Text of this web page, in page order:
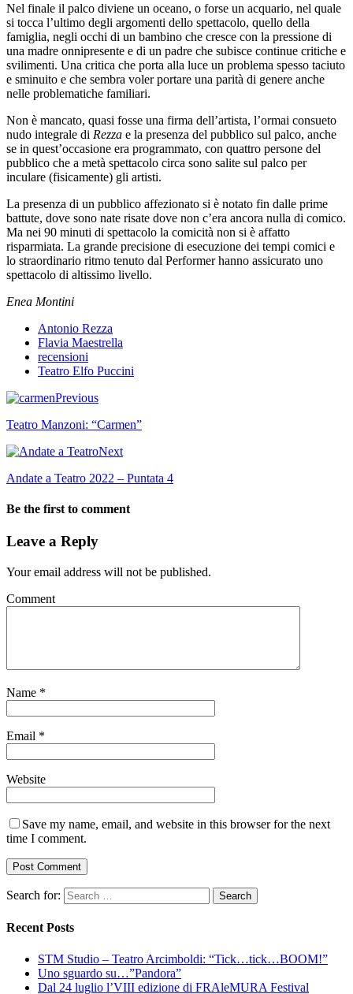
Nel finale il palco diviene un oceano, o forse un acquario, nel quale
si tocca l’ultimo degli argomenti dello spettacolo, quello della
famiglia, negli occhi di un bambino che cresce con la pressione di
una madre onnipresente e di un padre che subisce continue critiche e
svilimenti. Una critica che porta alla luce un problema spesso taciuto
e sminuito e che sembra voler portare una parità di genere anche
nelle problematiche familiari.
Non è mancato, quasi fosse una firma dell’artista, l’ormai consueto
nudo integrale di Rezza e la presenza del pubblico sul palco, anche
se in quest’occasione era programmato, con quattro persone del
pubblico che a metà spettacolo circa sono salite sul palco per
inculare (fisicamente) gli artisti.
La presenza di un pubblico affezionato si è notato fin dalle prime
battute, dove sono nate risate dove non c’era ancora nulla di comico.
Ma nei 90 minuti di spettacolo la comicità non si è affatto
risparmiata. La grande precisione di esecuzione dei tempi comici e
lo straordinario ritmo tenuto dal Performer hanno assicurato uno
spettacolo di altissimo livello.
Enea Montini
Antonio Rezza
Flavia Maestrella
recensioni
Teatro Elfo Puccini
Previous
Teatro Manzoni: “Carmen”
Next
Andate a Teatro 2022 – Puntata 4
Be the first to comment
Leave a Reply
Your email address will not be published.
Comment
Name *
Email *
Website
Save my name, email, and website in this browser for the next
time I comment.
Search for:
Recent Posts
STM Studio – Teatro Arcimboldi: “Tick…tick…BOOM!”
Uno sguardo su…”Pandora”
Dal 24 luglio l’VIII edizione di FRAleMURA Festival